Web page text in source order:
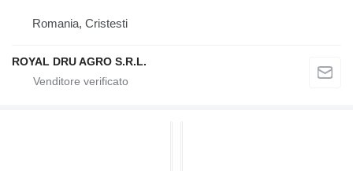
Romania, Cristesti
ROYAL DRU AGRO S.R.L.